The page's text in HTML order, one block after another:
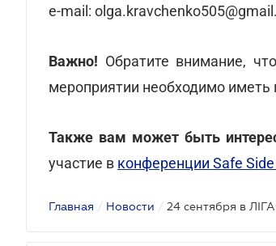
e-mail:
Важно! Обратите внимание,
мероприятии необходимо
Также вам может быть
участие в конференции Safe
Главная / Новости /